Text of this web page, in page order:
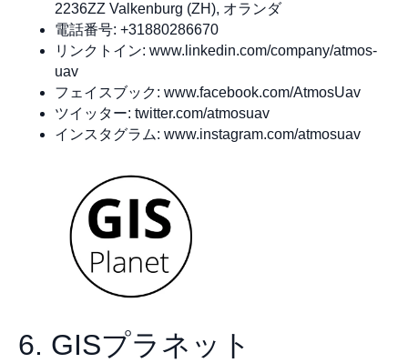
2236ZZ Valkenburg (ZH), オランダ
電話番号: +31880286670
リンクトイン: www.linkedin.com/company/atmos-
uav
フェイスブック: www.facebook.com/AtmosUav
ツイッター: twitter.com/atmosuav
インスタグラム: www.instagram.com/atmosuav
6. GISプラネット